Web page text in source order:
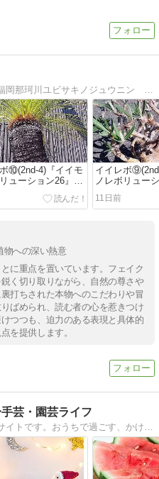
⑩(2nd-4)『イイモ
ューション26』
イイレボ
ノレボリュー
2Stage
11日前
物への深い熱意
に重点を置いています。フェイク
く切り取りながら、自然の尊さや
打ちされた本物へのこだわりや冒
ばめられ、読む者の心を惹きつけ
つつも、迫力のある表現と具体的
を提供します。
芸・園芸ライフ
手芸や園芸に関する、まとめサイトです。おうちで過ごす、かけがえのない時間を素敵で楽しい時間にするためのブログです。趣味の時間を楽しく過ごしてほしいという思いから始めました。主に手芸・園芸関係の記事を書いています。